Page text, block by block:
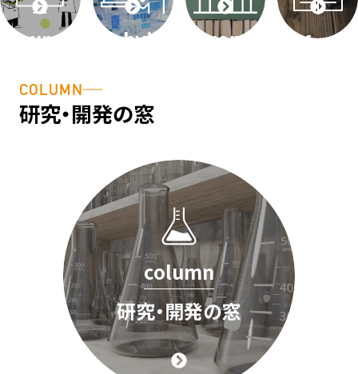
course
細胞基礎
講座
techvideos word
faq
COLUMN
研究・開発の窓
column
研究・開発の窓